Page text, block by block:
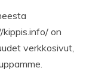
on
verkkosivut,